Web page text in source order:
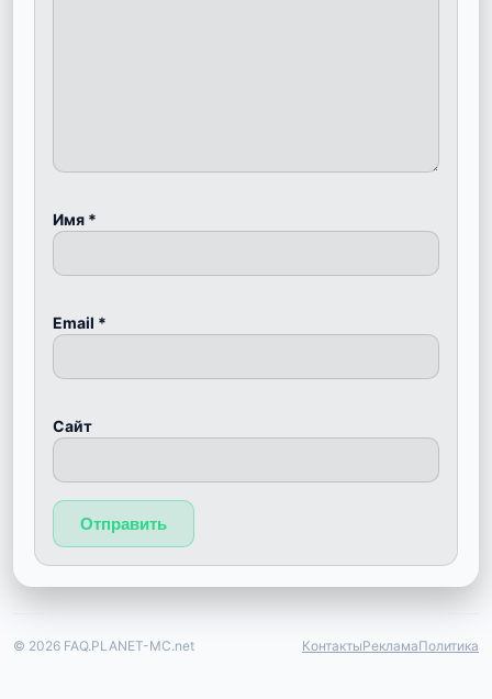
Имя *
Email *
Сайт
© 2026 FAQ.PLANET-MC.net КонтактыРекламаПолитика